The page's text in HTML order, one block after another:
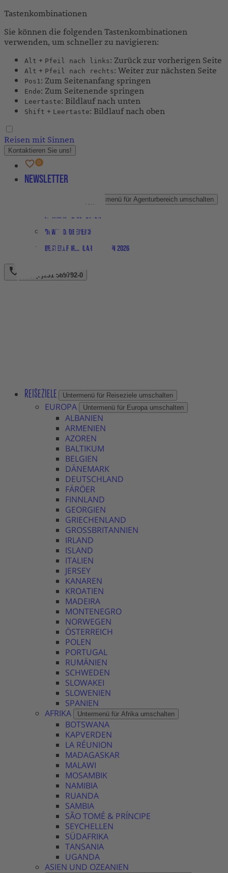
Tastenkombinationen
Sie können die folgenden Tastenkombinationen
verwenden, um schneller zu navigieren:
Alt + Pfeil nach links: Zurück zur vorherigen Seite
Alt + Pfeil nach rechts: Weiter zur nächsten Seite
Pos1: Zum Seitenanfang springen
Ende: Zum Seitenende springen
Leertaste: Bildlauf nach unten
Shift + Leertaste: Bildlauf nach oben
Reisen mit Sinnen
Kontaktieren Sie uns!
Newsletter
Untermenü für Agenturbereich umschalten
Downloadbereich
Bestellformular Magazin 2026
+49 (0)231 589792-0
REISEZIELE Untermenü für Reiseziele umschalten
EUROPA Untermenü für Europa umschalten
ALBANIEN
ARMENIEN
AZOREN
BALTIKUM
BELGIEN
DÄNEMARK
DEUTSCHLAND
FÄRÖER
FINNLAND
GEORGIEN
GRIECHENLAND
GROSSBRITANNIEN
IRLAND
ISLAND
ITALIEN
JERSEY
KANAREN
KROATIEN
MADEIRA
MONTENEGRO
NORWEGEN
ÖSTERREICH
POLEN
PORTUGAL
RUMÄNIEN
SCHWEDEN
SLOWAKEI
SLOWENIEN
SPANIEN
AFRIKA
Untermenü für Afrika umschalten
BOTSWANA
KAPVERDEN
LA RÉUNION
MADAGASKAR
MALAWI
MOSAMBIK
NAMIBIA
RUANDA
SAMBIA
SÃO TOMÉ & PRÍNCIPE
SEYCHELLEN
SÜDAFRIKA
TANSANIA
UGANDA
ASIEN UND OZEANIEN